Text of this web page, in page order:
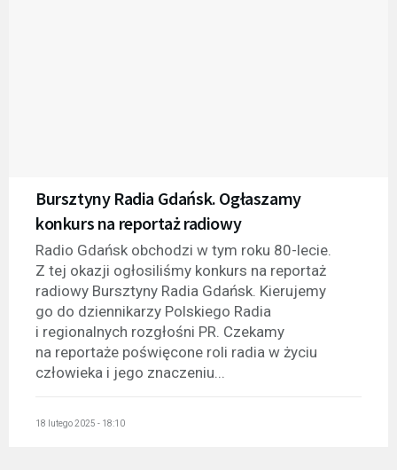
Bursztyny Radia Gdańsk. Ogłaszamy
konkurs na reportaż radiowy
Radio Gdańsk obchodzi w tym roku 80-lecie.
Z tej okazji ogłosiliśmy konkurs na reportaż
radiowy Bursztyny Radia Gdańsk. Kierujemy
go do dziennikarzy Polskiego Radia
i regionalnych rozgłośni PR. Czekamy
na reportaże poświęcone roli radia w życiu
człowieka i jego znaczeniu...
18 lutego 2025 - 18:10